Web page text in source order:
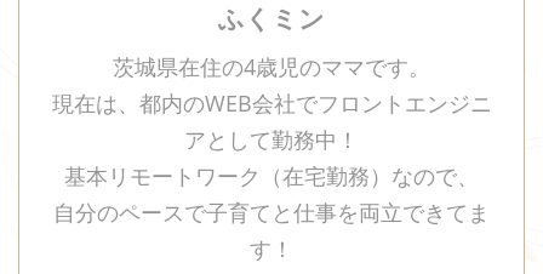
ふくミン
茨城県在住の4歳児のママです。
現在は、都内のWEB会社でフロントエンジニ
アとして勤務中！
基本リモートワーク（在宅勤務）なので、
自分のペースで子育てと仕事を両立できてま
す！